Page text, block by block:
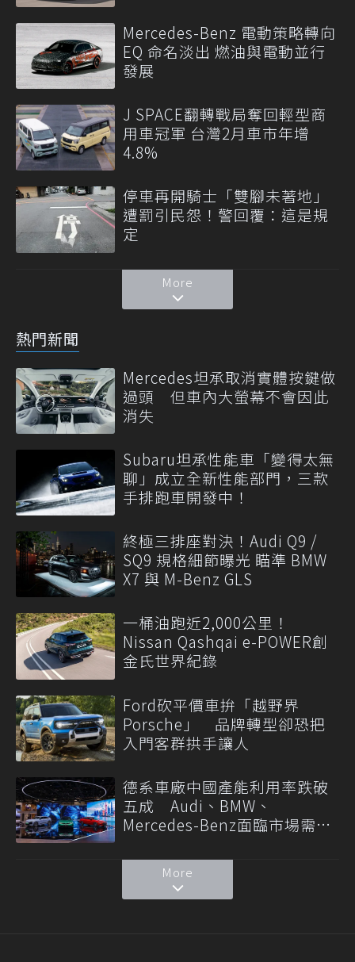
Mercedes-Benz 電動策略轉向
EQ 命名淡出 燃油與電動並行
發展
J SPACE翻轉戰局奪回輕型商
用車冠軍 台灣2月車市年增
4.8%
停車再開騎士「雙腳未著地」
遭罰引民怨！警回覆：這是規
定
More
熱門新聞
Mercedes坦承取消實體按鍵做
過頭 但車內大螢幕不會因此
消失
Subaru坦承性能車「變得太無
聊」成立全新性能部門，三款
手排跑車開發中！
終極三排座對決！Audi Q9 /
SQ9 規格細節曝光 瞄準 BMW
X7 與 M-Benz GLS
一桶油跑近2,000公里！
Nissan Qashqai e-POWER創
金氏世界紀錄
Ford砍平價車拚「越野界
Porsche」 品牌轉型卻恐把
入門客群拱手讓人
德系車廠中國產能利用率跌破
五成 Audi、BMW、
Mercedes-Benz面臨市場需求
More